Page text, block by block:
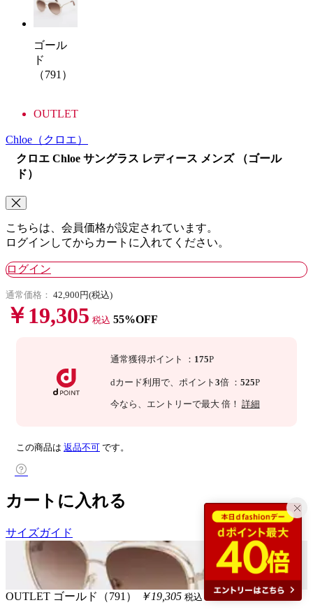
ゴール
ド
（791）
OUTLET
Chloe （クロエ）
クロエ Chloe サングラス レディース メンズ （ゴール
ド）
こちらは、会員価格が設定されています。
ログインしてからカートに入れてください。
ログイン
通常価格： 42,900円(税込)
￥19,305 税込 55%OFF
通常獲得ポイント ： 175P
dカード利用で、 ポイント 3倍 ： 525P
今なら 、エントリーで最大 倍！ 詳細
この商品は 返品不可 です。
カートに入れる
サイズガイド
OUTLET ゴールド（791） ￥19,305 税込